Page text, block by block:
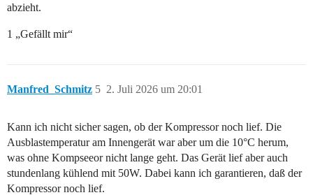
abzieht.
1 „Gefällt mir“
Manfred_Schmitz 2. Juli 2026 um 20:01
5
Kann ich nicht sicher sagen, ob der Kompressor noch lief. Die
Ausblastemperatur am Innengerät war aber um die 10°C herum,
was ohne Kompseeor nicht lange geht. Das Gerät lief aber auch
stundenlang kühlend mit 50W. Dabei kann ich garantieren, daß der
Kompressor noch lief.